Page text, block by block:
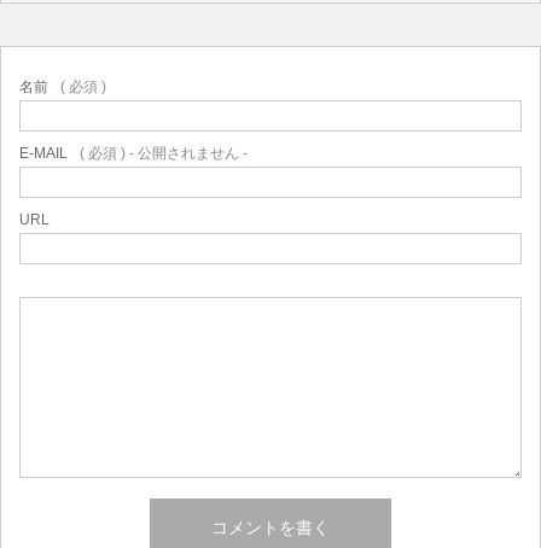
名前 ( 必須 )
E-MAIL ( 必須 ) - 公開されません -
URL